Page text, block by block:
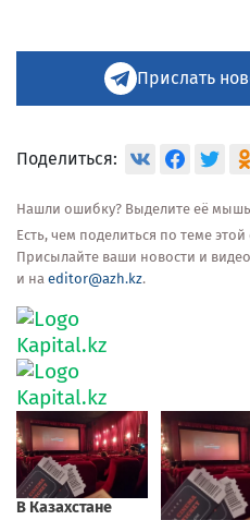
Прислать
Поделиться:
Нашли ошибку? Выделите её
Есть, чем поделиться по теме
Присылайте ваши новости и видео
и на editor@azh.kz.